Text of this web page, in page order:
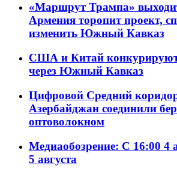
«Маршрут Трампа»
Армения торопит проект,
изменить Южный Кавказ
США и Китай
через Южный Кавказ
Цифровой Средний
Азербайджан соединили
оптоволокном
Медиаобозрение: С 16:00 4
5 августа